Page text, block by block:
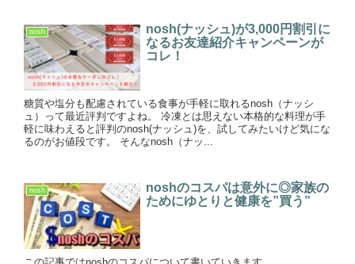
nosh
nosh(ナッシュ)が3,000円割引に
なるお友達紹介キャンペーンが
コレ！
糖質や塩分も配慮されている食事が手軽に取れるnosh（ナッシ
ュ）って最近評判ですよね。 冷凍とは思えない本格的な料理が手
軽に味わえると評判のnosh(ナッシュ)を、試してみたいけど気にな
るのがお値段です。 そんなnosh（ナッ...
nosh
noshのコスパは意外に◎家族の
ためにゆとりと健康を”買う”